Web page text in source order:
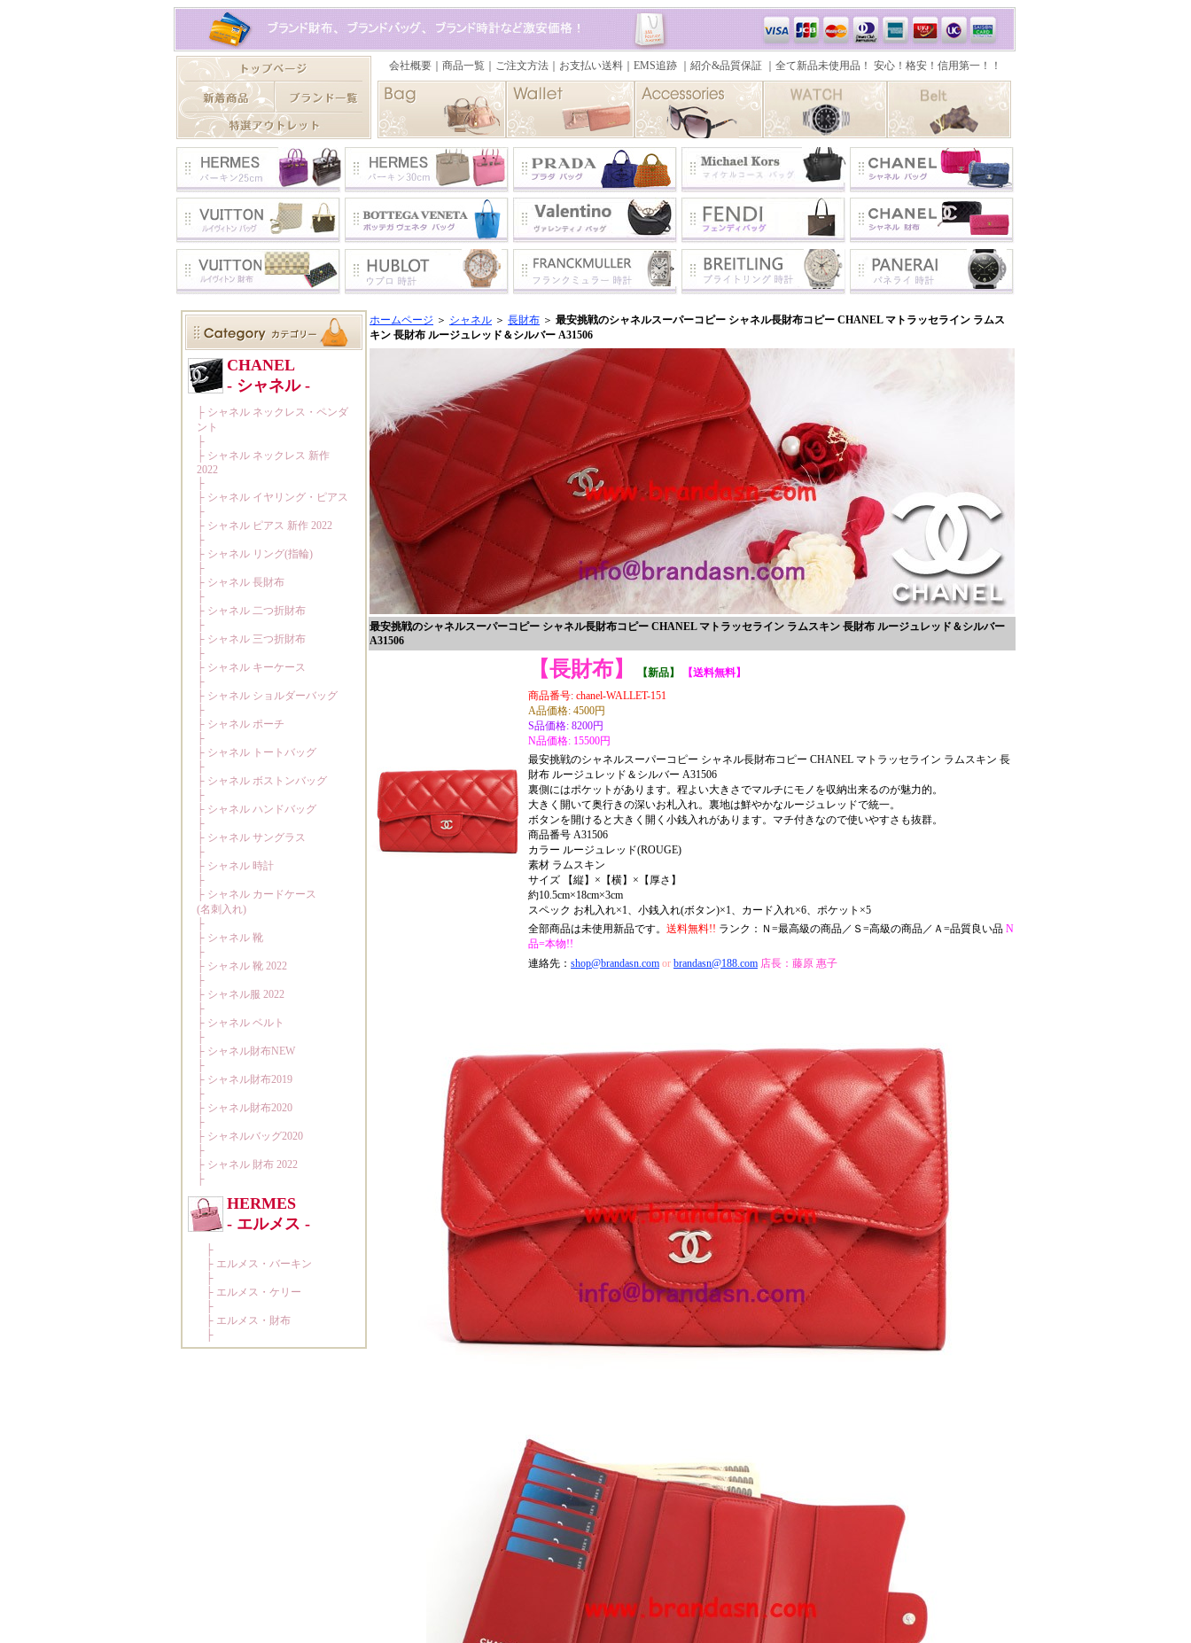
ホームページ ＞ シャネル ＞ 長財布 ＞ 最安挑戦のシャネルスーパーコピー シャネル長財布コピー CHANEL マトラッセライン ラムス
キン 長財布 ルージュレッド＆シルバー A31506
最安挑戦のシャネルスーパーコピー シャネル長財布コピー CHANEL マトラッセライン ラムスキン 長財布 ルージュレッド＆シルバー
A31506
【長財布】 【新品】
【送料無料】
商品番号: chanel-WALLET-151
A品価格: 4500円
S品価格: 8200円
N品価格: 15500円
最安挑戦のシャネルスーパーコピー シャネル長財布コピー CHANEL マトラッセライン ラムスキン 長
財布 ルージュレッド＆シルバー A31506
裏側にはポケットがあります。程よい大きさでマルチにモノを収納出来るのが魅力的。
大きく開いて奥行きの深いお札入れ。裏地は鮮やかなルージュレッドで統一。
ボタンを開けると大きく開く小銭入れがあります。マチ付きなので使いやすさも抜群。
商品番号 A31506
カラー ルージュレッド(ROUGE)
素材 ラムスキン
サイズ 【縦】×【横】×【厚さ】
約10.5cm×18cm×3cm
スペック お札入れ×1、小銭入れ(ボタン)×1、カード入れ×6、ポケット×5
全部商品は未使用新品です。 送料無料!! ランク：Ｎ=最高級の商品／Ｓ=高級の商品／Ａ=品質良い品 N
品=本物!!
連絡先： shop@brandasn.com or brandasn@188.com 店長：藤原 惠子